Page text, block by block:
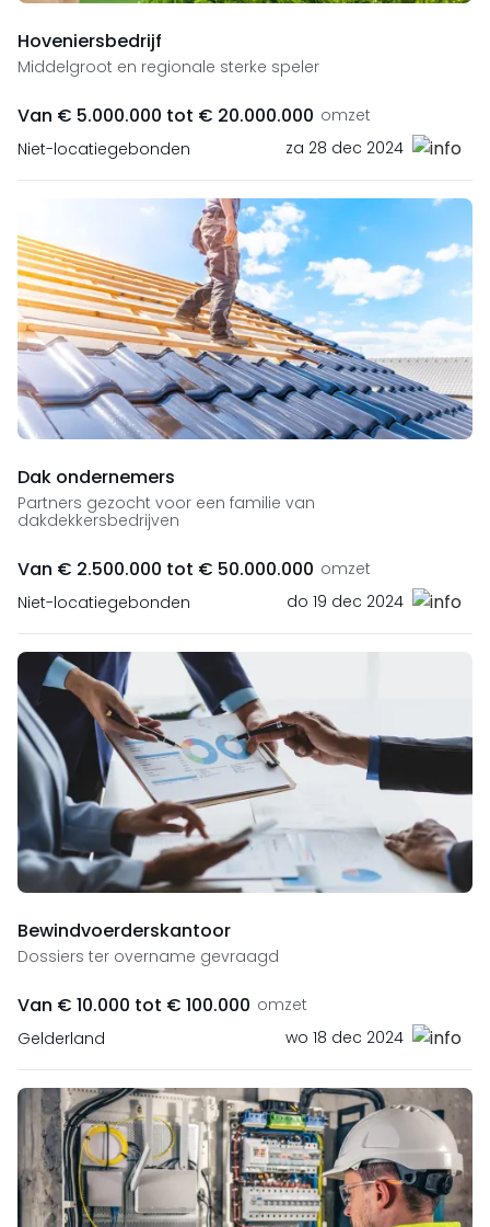
Hoveniersbedrijf
Middelgroot en regionale sterke speler
Van € 5.000.000 tot € 20.000.000 omzet
Niet-locatiegebonden
za 28 dec 2024
Dak ondernemers
Partners gezocht voor een familie van
dakdekkersbedrijven
Van € 2.500.000 tot € 50.000.000 omzet
Niet-locatiegebonden
do 19 dec 2024
Bewindvoerderskantoor
Dossiers ter overname gevraagd
Van € 10.000 tot € 100.000 omzet
Gelderland
wo 18 dec 2024